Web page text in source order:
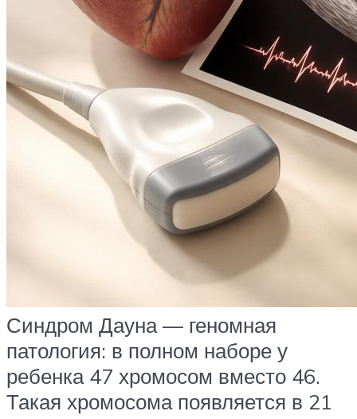
Синдром Дауна — геномная
патология: в полном наборе у
ребенка 47 хромосом вместо 46.
Такая хромосома появляется в 21